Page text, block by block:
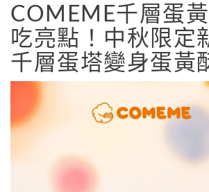
COMEME千層蛋
吃亮點！中秋限定
千層蛋塔變身蛋黃